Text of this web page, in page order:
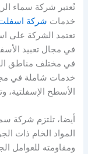
تُعتبر شركة سماء
خدمات شركة
تعتمد الشركة على
في مجال تعبيد
في مختلف مناطق
خدمات شاملة في
الأسطح الإسفلتية،
أيضا، تلتزم شركة
المواد الخام ذات
ومقاومته للعوامل